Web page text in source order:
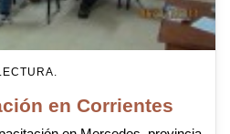
en Corrientes